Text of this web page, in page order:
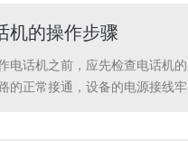
机的操作步骤
电话机之前，应先检查电话机
的正常接通，设备的电源接线